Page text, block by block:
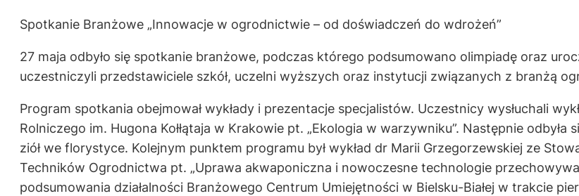
Spotkanie Branżowe „Innowacje w ogrodnictwie – od doświadczeń do wdrożeń”
27 maja odbyło się spotkanie branżowe, podczas którego podsumowano olimpiadę oraz
uczestniczyli przedstawiciele szkół, uczelni wyższych oraz instytucji związanych z branżą
Program spotkania obejmował wykłady i prezentacje specjalistów. Uczestnicy wysłuchali
Rolniczego im. Hugona Kołłątaja w Krakowie pt. „Ekologia w warzywniku”. Następnie
ziół we florystyce. Kolejnym punktem programu był wykład dr Marii Grzegorzewskiej ze
Techników Ogrodnictwa pt. „Uprawa akwaponiczna i nowoczesne technologie
podsumowania działalności Branżowego Centrum Umiejętności w Bielsku-Białej w trakcie